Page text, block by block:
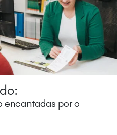
encantadas por o